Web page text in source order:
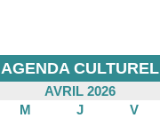
AGENDA CULTUREL
AVRIL 2026
M J V